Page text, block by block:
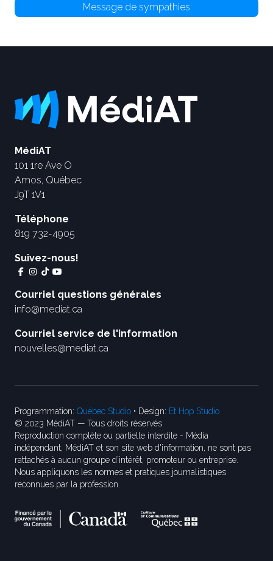
Message de sympathies
MédiAT
101 1re Ave O
Amos, Québec
J9T 1V1
Téléphone
819 732-4905
Suivez-nous!
Courriel questions générales
info@mediat.ca
Courriel service de l'information
nouvelles@mediat.ca
Programmation: Québec Studio • Design: Et Hop Studio
© 2023 MédiAT — Tous droits réservés
Reproduction complète ou partielle interdite - Média
indépendant, MédiAT et son site web d'information, ne sont pas
rattachés à aucun groupe d’intérêt, promoteur ou entreprise.
Nous appliquons les normes et pratiques journalistiques
reconnues par la profession.